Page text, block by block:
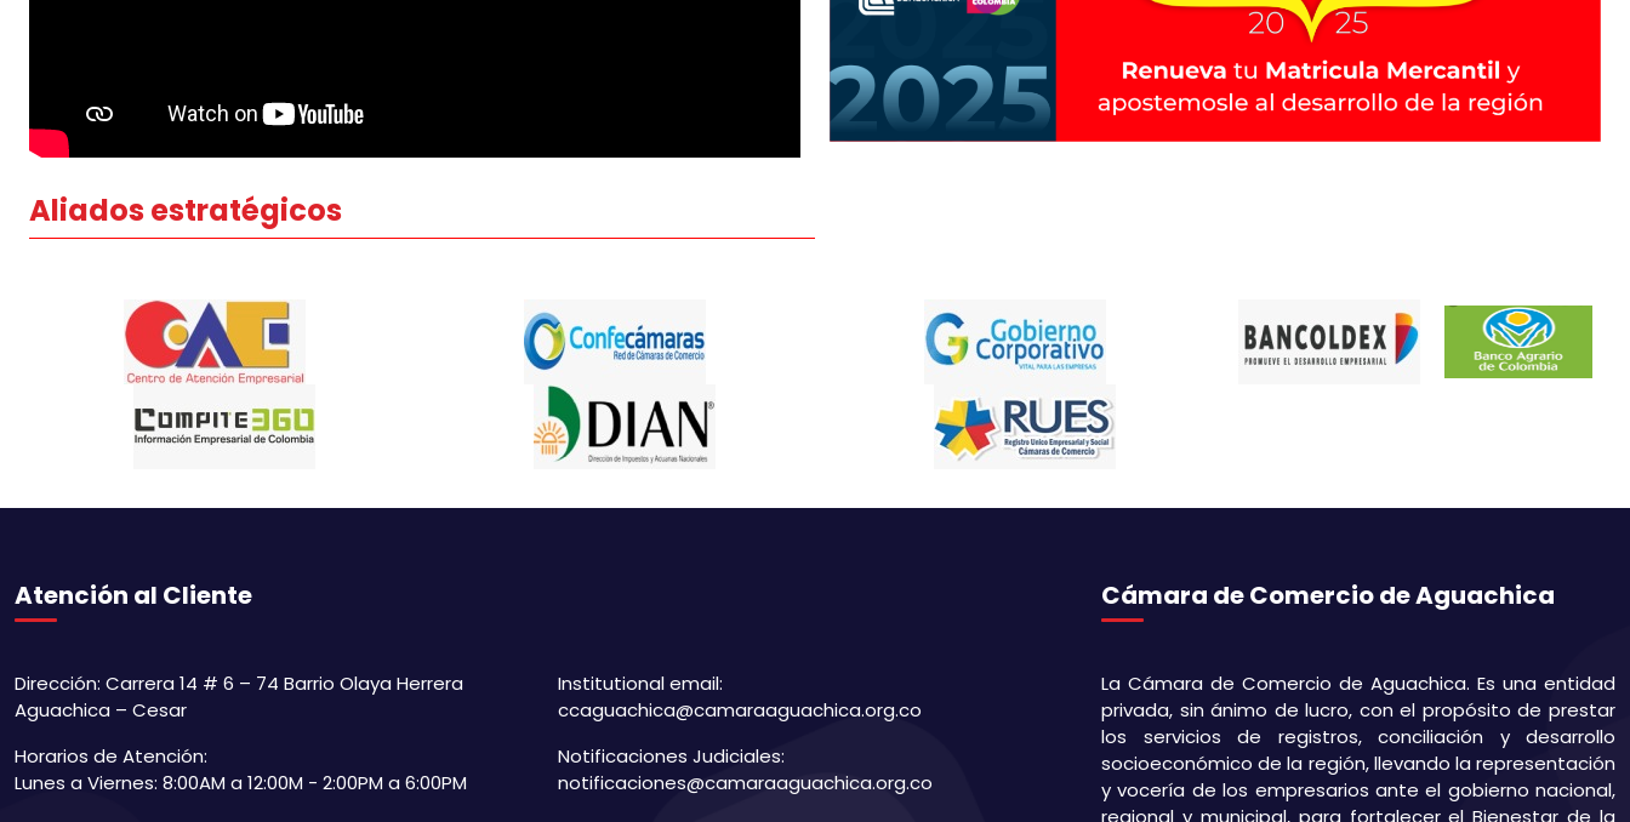
Aliados estratégicos
Atención al Cliente
Dirección: Carrera 14 # 6 – 74 Barrio Olaya Herrera
Aguachica – Cesar
Horarios de Atención:
Lunes a Viernes: 8:00AM a 12:00M - 2:00PM a 6:00PM
Institutional email:
ccaguachica@camaraaguachica.org.co
Notificaciones Judiciales:
notificaciones@camaraaguachica.org.co
Cámara de Comercio de Aguachica
La Cámara de Comercio de Aguachica. Es una entidad
privada, sin ánimo de lucro, con el propósito de prestar
los servicios de registros, conciliación y desarrollo
socioeconómico de la región, llevando la representación
y vocería de los empresarios ante el gobierno nacional,
regional y municipal, para fortalecer el Bienestar de la